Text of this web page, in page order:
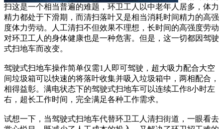
扫这是一个相当普遍的难题，环卫工人以中老年人居多，体力
精力都处于下滑期，而清扫落叶又是相当消耗时间精力的高强
度体力劳动。人工清扫不但效果不理想，长时间的高强度劳动
对环卫工人的身体健康也是一种危害。但是，这一切都因驾驶
式扫地车而改变。
驾驶式扫地车操作简单仅需1人即可驾驶，超大吸力配合大空
间垃圾箱可以快速的将落叶收集并吸入垃圾箱中，两相配合，
相得益彰。满电状态下的驾驶式扫地车可以连续工作8小时左
右，超长工作时间，完全满足各种工作需求。
试想一下，当驾驶式扫地车代替环卫工人清扫街道，一眼看去